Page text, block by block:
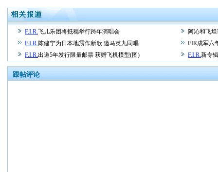
F.I.R.飞儿乐团将抵穗举行跨年演唱会
阿沁和飞
F.I.R.陈建宁为日本地震作新歌 邀马英九同唱
FIR成军六
F.I.R.出道5年发行限量邮票 获赠飞机模型(图) F.I.R.新专
跟帖评论